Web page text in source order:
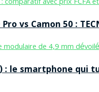
Pro vs Camon 50 :
: le smartphone qui